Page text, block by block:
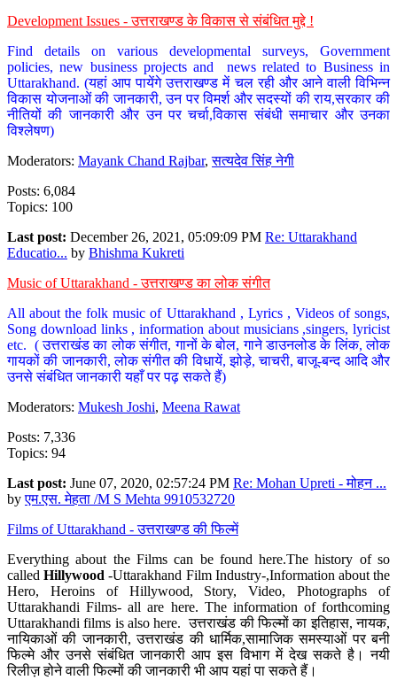
Development Issues - उत्तराखण्ड के विकास से संबंधित मुद्दे !
Find details on various developmental surveys, Government
policies, new business projects and news related to Business in
Uttarakhand. (यहां आप पायेंगे उत्तराखण्ड में चल रही और आने वाली विभिन्न
विकास योजनाओं की जानकारी, उन पर विमर्श और सदस्यों की राय,सरकार की
नीतियों की जानकारी और उन पर चर्चा,विकास संबंधी समाचार और उनका
विश्लेषण)
Moderators: Mayank Chand Rajbar,सत्यदेव सिंह नेगी
Posts: 6,084
Topics: 100
Last post: December 26, 2021, 05:09:09 PM Re: Uttarakhand
Educatio... by Bhishma Kukreti
Music of Uttarakhand - उत्तराखण्ड का लोक संगीत
All about the folk music of Uttarakhand , Lyrics , Videos of songs,
Song download links , information about musicians ,singers, lyricist
etc. ( उत्तराखंड का लोक संगीत, गानों के बोल, गाने डाउनलोड के लिंक, लोक
गायकों की जानकारी, लोक संगीत की विधायें, झोड़े, चाचरी, बाजू-बन्द आदि और
उनसे संबंधित जानकारी यहाँ पर पढ़ सकते हैं)
Moderators: Mukesh Joshi, Meena Rawat
Posts: 7,336
Topics: 94
Last post: June 07, 2020, 02:57:24 PM Re: Mohan Upreti - मोहन ...
byएम.एस. मेहता /M S Mehta 9910532720
Films of Uttarakhand - उत्तराखण्ड की फिल्में
Everything about the Films can be found here.The history of so
calledHillywood-Uttarakhand Film Industry-,Information about the
Hero, Heroins of Hillywood, Story, Video, Photographs of
Uttarakhandi Films- all are here. The information of forthcoming
Uttarakhandi films is also here. उत्तराखंड की फिल्मों का इतिहास, नायक,
नायिकाओं की जानकारी, उत्तराखंड की धार्मिक,सामाजिक समस्याओं पर बनी
फिल्मे और उनसे संबंधित जानकारी आप इस विभाग में देख सकते है। नयी
रिलीज़ होने वाली फिल्मों की जानकारी भी आप यहां पा सकते हैं।